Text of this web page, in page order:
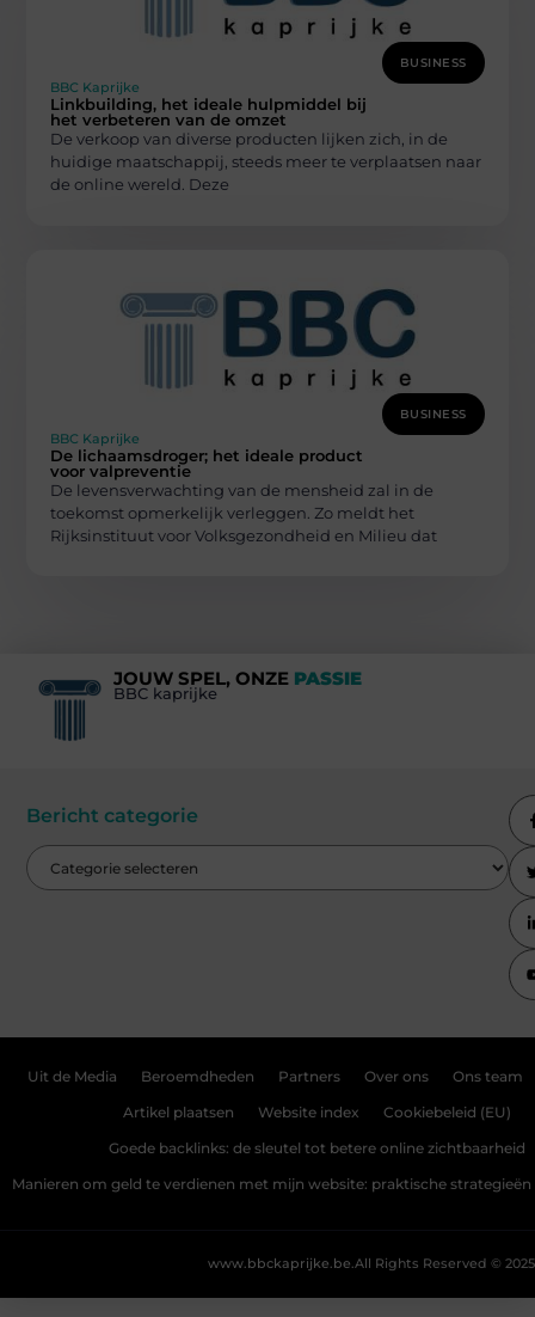
BUSINESS
BBC Kaprijke
Linkbuilding, het ideale hulpmiddel bij
het verbeteren van de omzet
De verkoop van diverse producten lijken zich, in de
huidige maatschappij, steeds meer te verplaatsen naar
de online wereld. Deze
BUSINESS
BBC Kaprijke
De lichaamsdroger; het ideale product
voor valpreventie
De levensverwachting van de mensheid zal in de
toekomst opmerkelijk verleggen. Zo meldt het
Rijksinstituut voor Volksgezondheid en Milieu dat
JOUW SPEL, ONZE PASSIE
BBC kaprijke
Bericht categorie
Uit de Media Beroemdheden Partners Over ons Ons team
Artikel plaatsen Website index Cookiebeleid (EU)
Goede backlinks: de sleutel tot betere online zichtbaarheid
Manieren om geld te verdienen met mijn website: praktische strategieën
All Rights Reserved © 2025
www.bbckaprijke.be.